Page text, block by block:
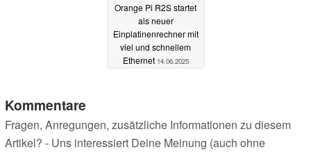
Orange Pi R2S startet
als neuer
Einplatinenrechner mit
viel und schnellem
Ethernet 14.06.2025
Kommentare
Fragen, Anregungen, zusätzliche Informationen zu diesem
Artikel? - Uns interessiert Deine Meinung (auch ohne